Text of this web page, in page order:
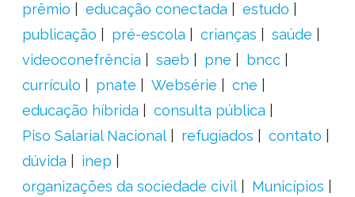
prêmio
educação conectada
estudo
publicação
pré-escola crianças
saúde
videoconefrência
saeb pne
bncc
currículo
pnate Websérie
cne
educação híbrida
consulta pública
Piso Salarial Nacional
refugiados
contato
dúvida
inep
organizações da sociedade civil
Municípios